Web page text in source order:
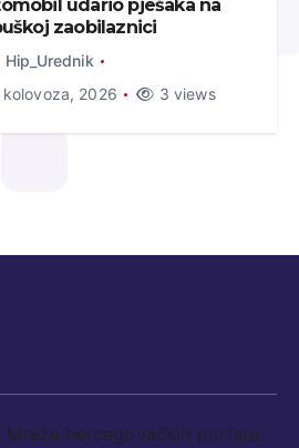
udario pješaka na
zaobilaznici
Hip_Urednik
2026
3 views
hercegovačkih portala.